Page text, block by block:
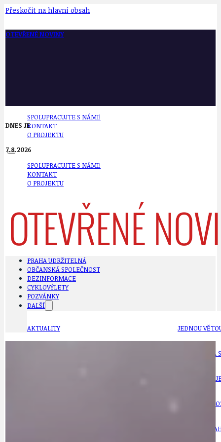
Přeskočit na hlavní obsah
OTEVŘENÉ NOVINY
SPOLUPRACUJTE S NÁMI!
KONTAKT
O PROJEKTU
SPOLUPRACUJTE S NÁMI!
KONTAKT
O PROJEKTU
DNES JE
7.8.2026
PRAHA UDRŽITELNÁ
OBČANSKÁ SPOLEČNOST
DEZINFORMACE
CYKLOVÝLETY
POZVÁNKY
DALŠÍ
AKTUALITY JEDNOU
KLÁNOVICKÁ
KRUHOVÝ
KULTURNÍ
NÁDRAŽÍ